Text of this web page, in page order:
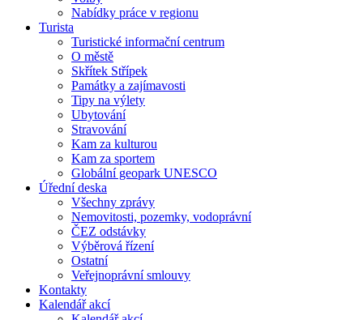
Nabídky práce v regionu
Turista
Turistické informační centrum
O městě
Skřítek Střípek
Památky a zajímavosti
Tipy na výlety
Ubytování
Stravování
Kam za kulturou
Kam za sportem
Globální geopark UNESCO
Úřední deska
Všechny zprávy
Nemovitosti, pozemky, vodoprávní
ČEZ odstávky
Výběrová řízení
Ostatní
Veřejnoprávní smlouvy
Kontakty
Kalendář akcí